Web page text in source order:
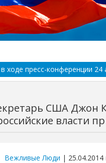
пресс-конференции 24
США Джон
власти
Вежливые Люди | 25.04.2014